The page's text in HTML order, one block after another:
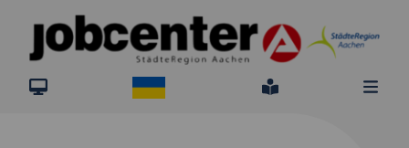
Springe direkt zum Inhalt
jobcenter.digital
Leichte